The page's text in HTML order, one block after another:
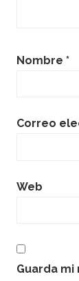
Nombre *
Correo
Web
Guarda